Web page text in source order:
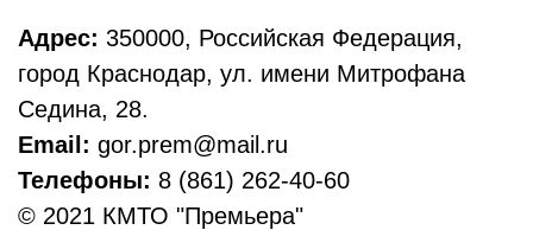
Адрес: 350000, Российская Федерация,
город Краснодар, ул. имени Митрофана
Седина, 28.
Email: gor.prem@mail.ru
Телефоны: 8 (861) 262-40-60
© 2021 КМТО "Премьера"